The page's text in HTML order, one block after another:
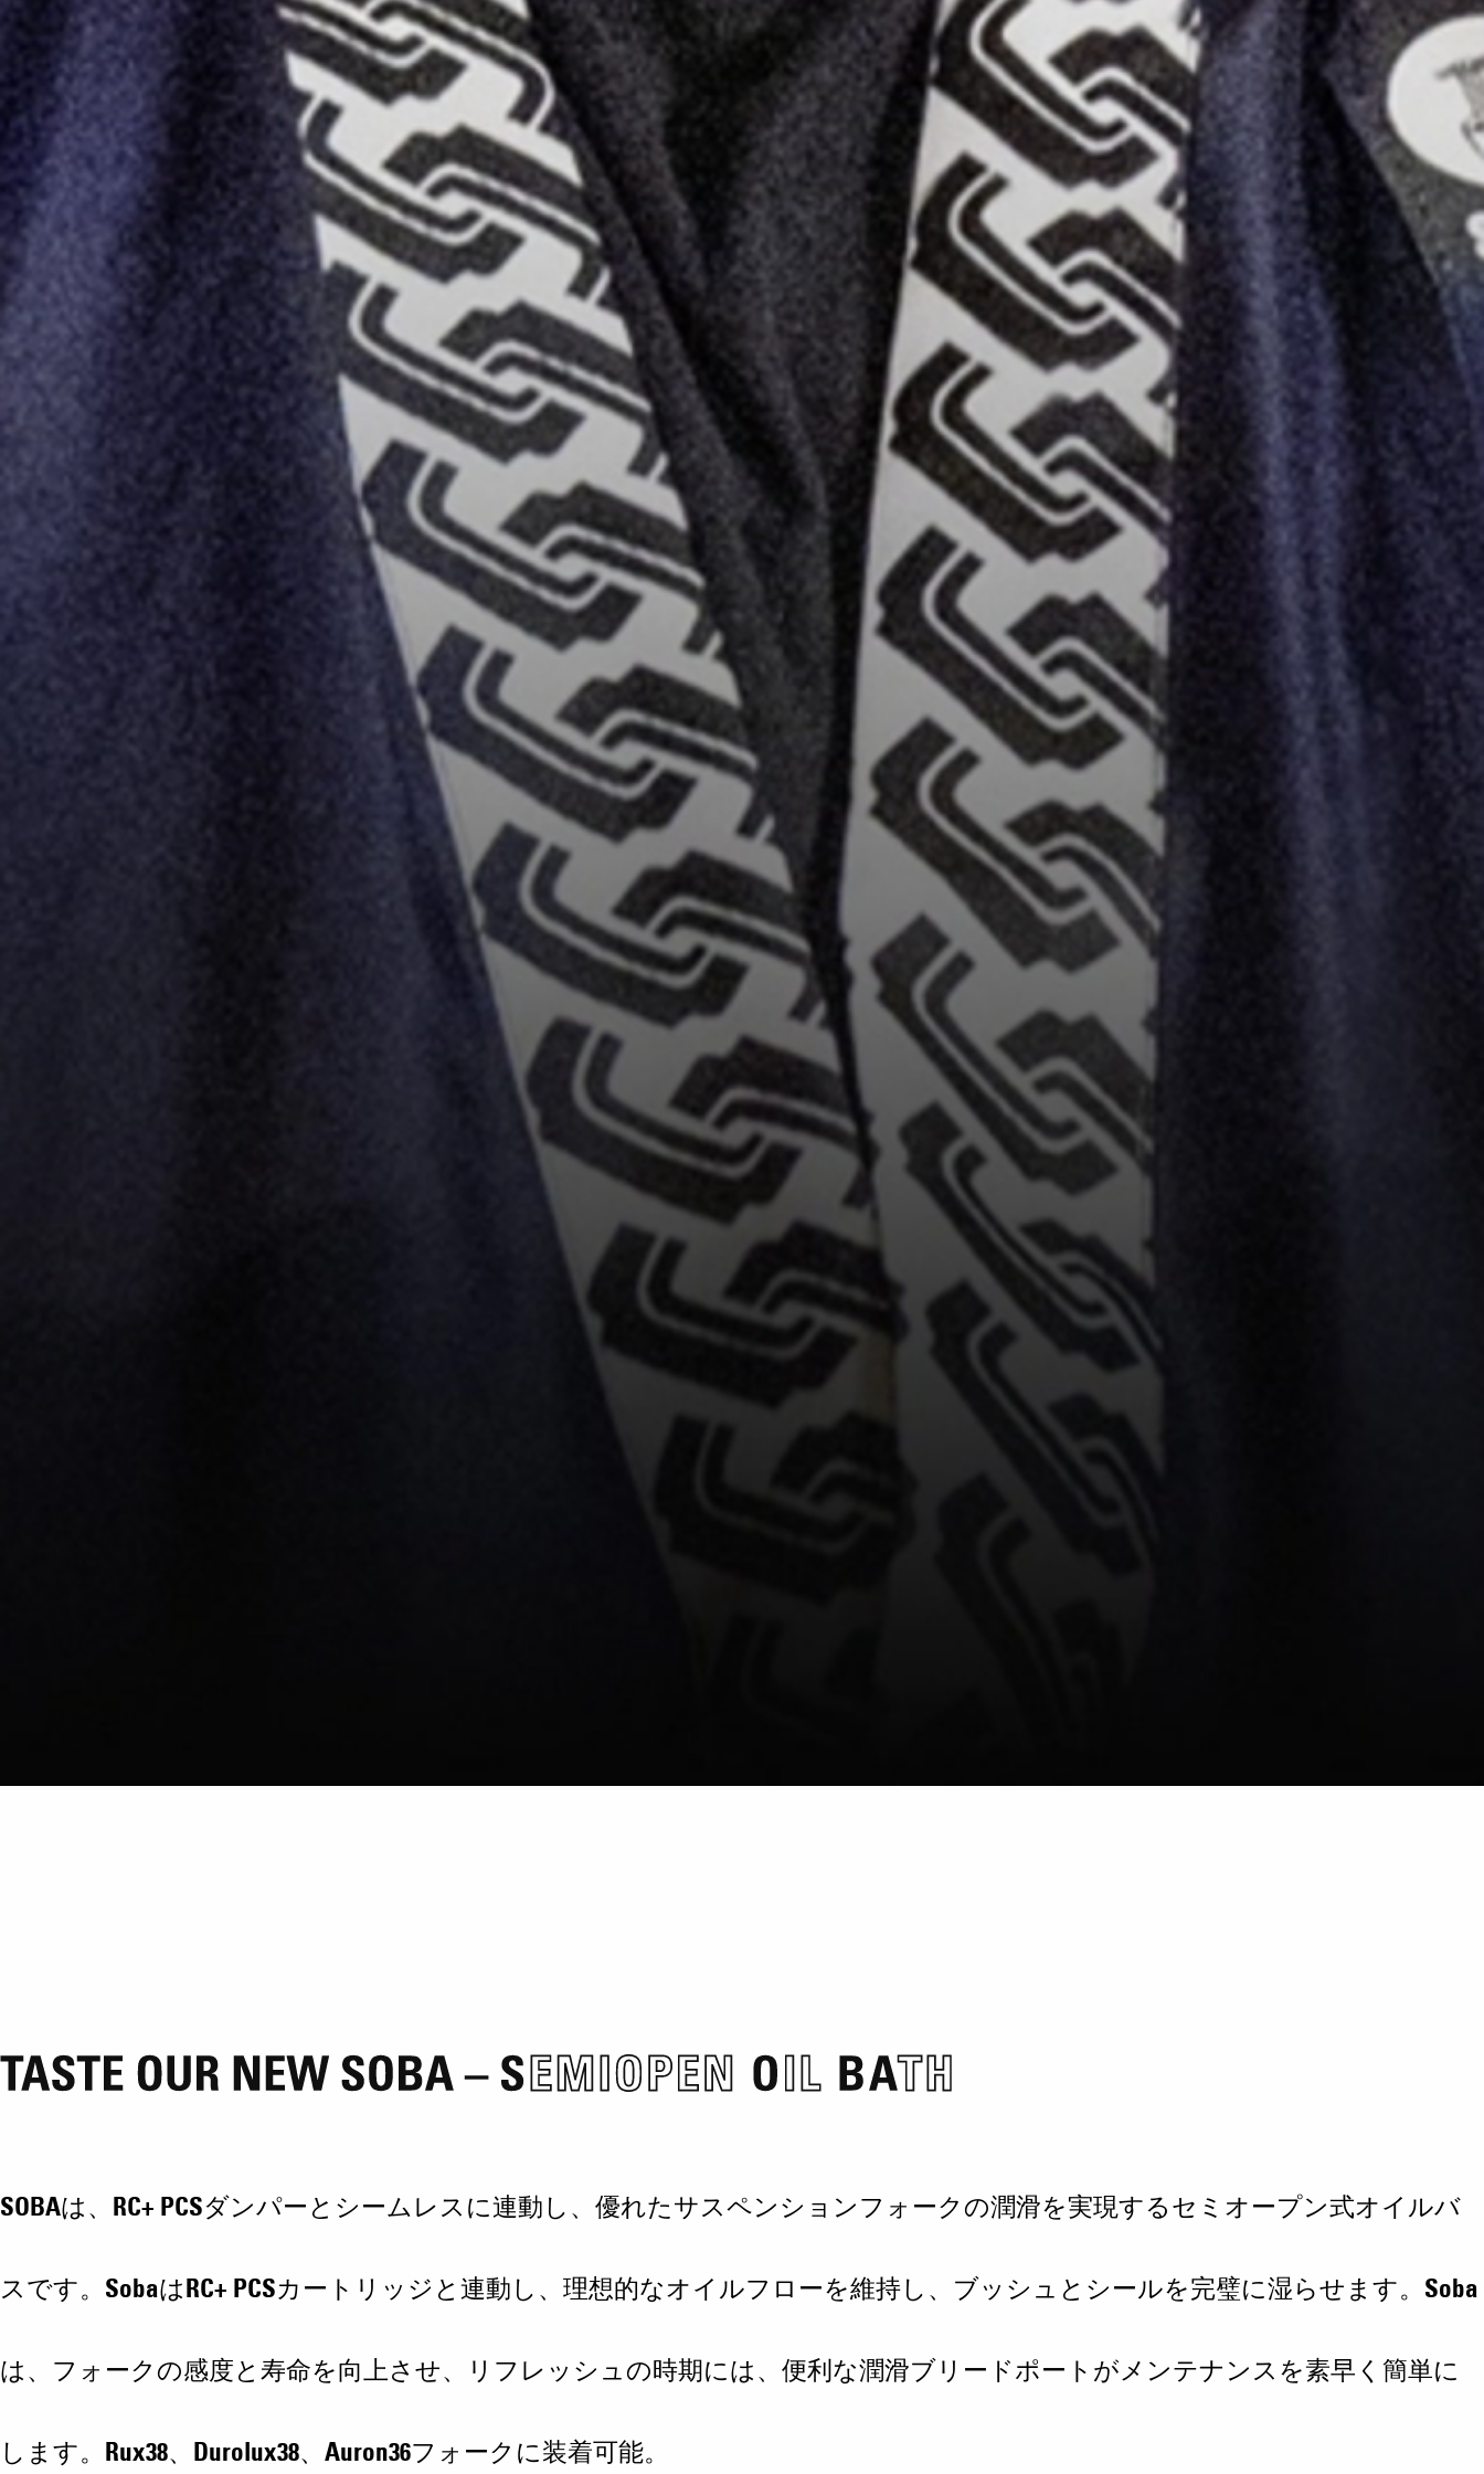
SOBAは、RC+ PCSダンパーとシームレスに連動し、優れたサスペンションフォークの潤滑を実現するセミオープン式オイルバ
スです。SobaはRC+ PCSカートリッジと連動し、理想的なオイルフローを維持し、ブッシュとシールを完璧に湿らせます。Soba
は、フォークの感度と寿命を向上させ、リフレッシュの時期には、便利な潤滑ブリードポートがメンテナンスを素早く簡単に
します。Rux38、Durolux38、Auron36フォークに装着可能。